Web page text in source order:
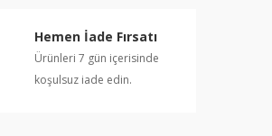
Hemen İade Fırsatı
Ürünleri 7 gün içerisinde
koşulsuz iade edin.